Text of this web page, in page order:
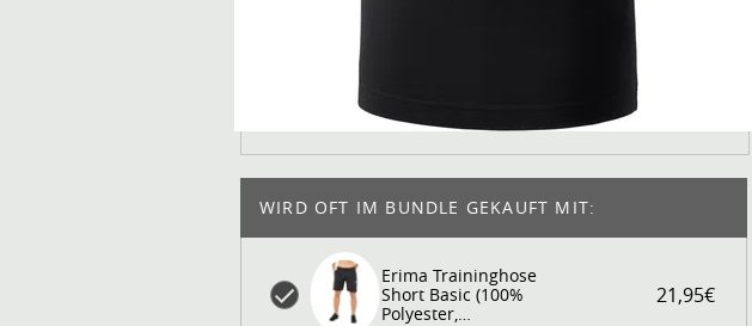
WIRD OFT IM BUNDLE GEKAUFT MIT:
Erima Traininghose
Short Basic (100%
Polyester,
21,95€